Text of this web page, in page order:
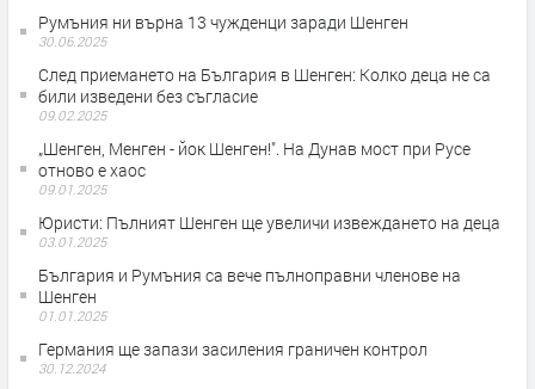
Румъния ни върна 13 чужденци заради Шенген
30.06.2025
След приемането на България в Шенген: Колко деца не са
били изведени без съгласие
09.02.2025
„Шенген, Менген - йок Шенген!". На Дунав мост при Русе
отново е хаос
09.01.2025
Юристи: Пълният Шенген ще увеличи извеждането на деца
03.01.2025
България и Румъния са вече пълноправни членове на
Шенген
01.01.2025
Германия ще запази засиления граничен контрол
30.12.2024